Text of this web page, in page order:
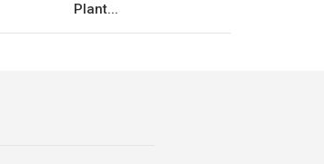
Plant...